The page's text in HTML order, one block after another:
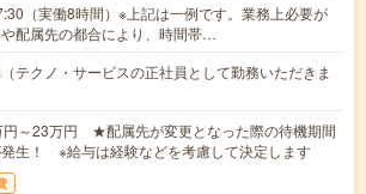
（実働8時間）※上記は一例です。業務上必要が
配属先の都合により、時間帯…
テクノ・サービスの正社員として勤務いただきま
円～23万円 ★配属先が変更となった際の待機期間
発生！ ※給与は経験などを考慮して決定します